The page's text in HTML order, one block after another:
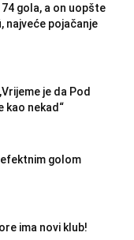
gola, a on uopšte
najveće pojačanje
je da Pod
kao nekad“
golom
ima novi klub!